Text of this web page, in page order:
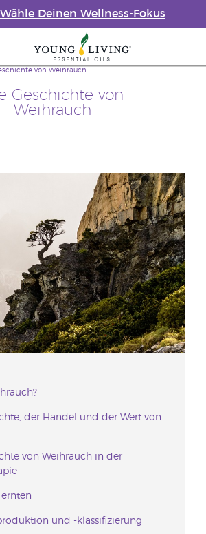
Wähle Deinen Wellness-Fokus
Geschichte von
Weihrauch
von Weihrauch
der Handel und der Wert von
von Weihrauch in der
und -klassifizierung